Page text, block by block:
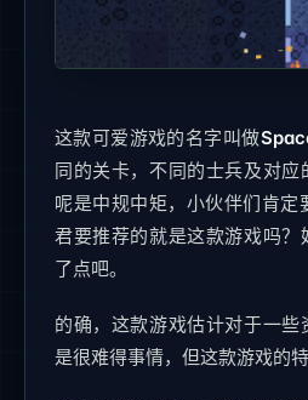
这款可爱游戏的名字叫做
同的关卡，不同的士兵及对应
呢是中规中矩，小伙伴们肯定
君要推荐的就是这款游戏吗
了点吧。
的确，这款游戏估计对于一
是很难得事情，但这款游戏的